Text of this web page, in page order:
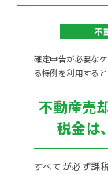
04.安心のサポート
05.住宅ローンに強
一戸建て
お客様の声
不
確定申告が必要な
る特例を利用すると
不動産売
税金は
すべてが必ず課